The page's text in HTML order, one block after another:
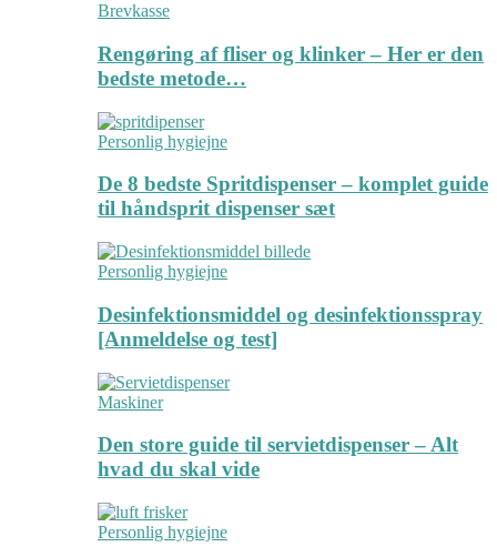
Brevkasse
Rengøring af fliser og klinker – Her er den
bedste metode…
Personlig hygiejne
De 8 bedste Spritdispenser – komplet guide
til håndsprit dispenser sæt
Personlig hygiejne
Desinfektionsmiddel og desinfektionsspray
[Anmeldelse og test]
Maskiner
Den store guide til servietdispenser – Alt
hvad du skal vide
Personlig hygiejne